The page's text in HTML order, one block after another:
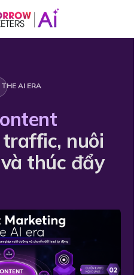
AI ERA
nuôi
thúc đẩy